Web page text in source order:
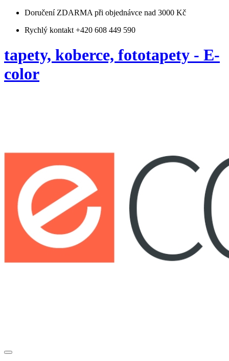
Doručení ZDARMA při objednávce nad 3000 Kč
Rychlý kontakt +420 608 449 590
tapety, koberce, fototapety - E-
color